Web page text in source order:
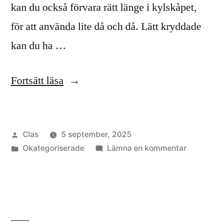
kan du också förvara rätt länge i kylskåpet,
för att använda lite då och då. Lätt kryddade
kan du ha …
Fortsätt läsa”Alger
Publicerat
av
Clas
5 september, 2025
Publicerat
Okategoriserade Lämna en kommentartill